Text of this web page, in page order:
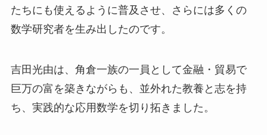
たちにも使えるように普及させ、さらには多くの
数学研究者を生み出したのです。
吉田光由は、角倉一族の一員として金融・貿易で
巨万の富を築きながらも、並外れた教養と志を持
ち、実践的な応用数学を切り拓きました。